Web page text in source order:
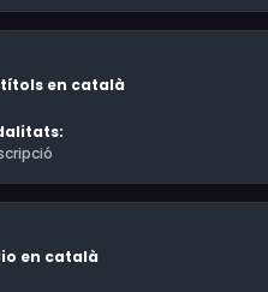
en català
en català